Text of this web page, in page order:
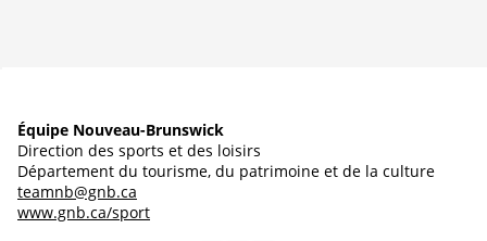
Équipe Nouveau-Brunswick
Direction des sports et des loisirs
Département du tourisme, du patrimoine et de la culture
teamnb@gnb.ca
www.gnb.ca/sport